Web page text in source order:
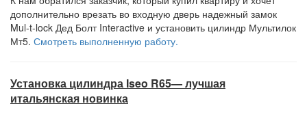
дополнительно врезать во входную дверь надежный замок
Mul-t-lock Дед Болт Interactive и установить цилиндр Мультилок
Мт5. Смотреть выполненную работу.
Установка цилиндра Iseo R65— лучшая
итальянская новинка